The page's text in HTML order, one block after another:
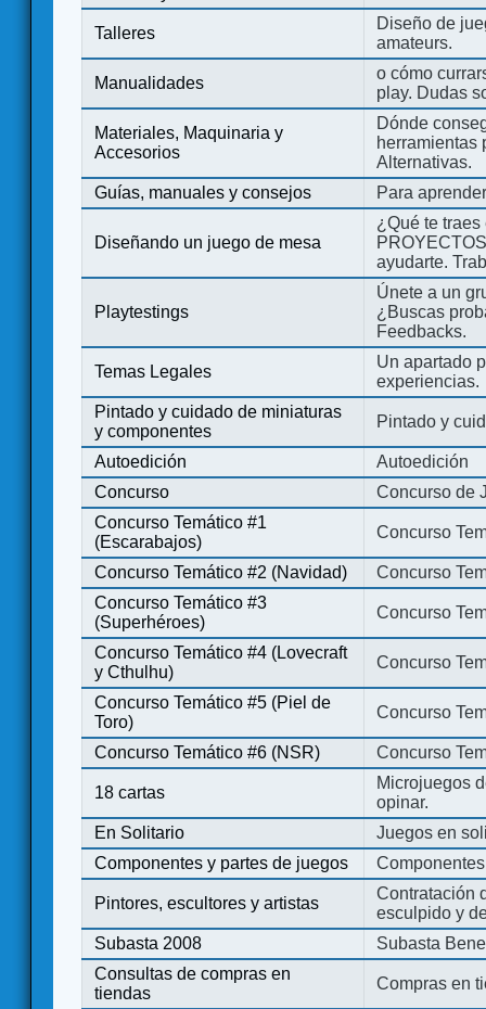
Talleres
Diseño de
amateurs.
Manualidades
o cómo
play. Dudas
Materiales, Maquinaria y
Accesorios
Dónde
herramientas
Alternativas.
Guías, manuales y consejos
Para
Diseñando un juego de mesa
¿Qué te
ayudarte.
Playtestings
Únete a un
¿Buscas
Feedbacks.
Temas Legales
Un apartado
experiencias.
Pintado y cuidado de miniaturas
y componentes
Pintado y
Autoedición
Autoedición
Concurso
Concurso de
Concurso Temático #1
(Escarabajos)
Concurso
Concurso Temático #2 (Navidad)
Concurso
Concurso Temático #3
(Superhéroes)
Concurso
Concurso Temático #4 (Lovecraft
y Cthulhu)
Concurso
Concurso Temático #5 (Piel de
Toro)
Concurso
Concurso Temático #6 (NSR) Concurso
18 cartas
Microjuegos
opinar.
En Solitario
Juegos en
Componentes y partes de juegos
Pintores, escultores y artistas
Contratación
esculpido y
Subasta 2008
Subasta
Consultas de compras en
tiendas
Compras en